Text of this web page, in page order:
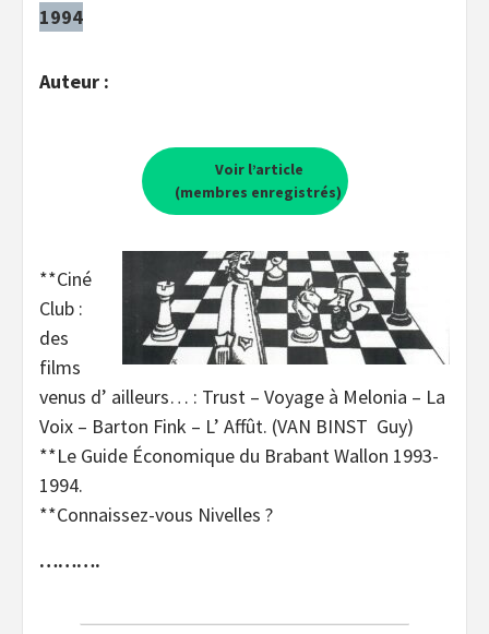
1994
Auteur :
Voir l’article
(membres enregistrés)
**Ciné
Club :
des
films
venus d’ ailleurs… : Trust – Voyage à Melonia – La
Voix – Barton Fink – L’ Affût. (VAN BINST Guy)
**Le Guide Économique du Brabant Wallon 1993-
1994.
**Connaissez-vous Nivelles ?
……….